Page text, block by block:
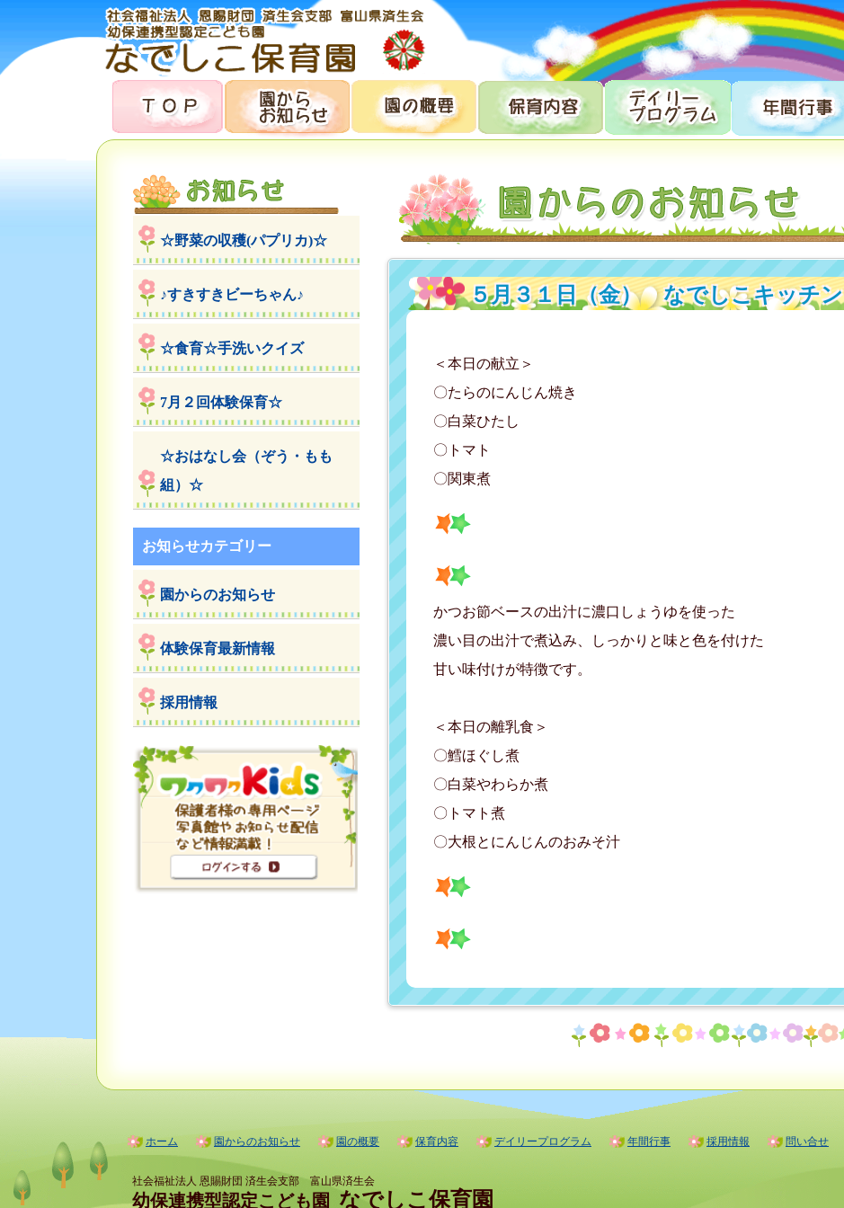
５月３１日（金） なでしこキッチン
＜本日の献立＞
〇たらのにんじん焼き
〇白菜ひたし
〇トマト
〇関東煮
かつお節ベースの出汁に濃口しょうゆを使った
濃い目の出汁で煮込み、しっかりと味と色を付けた
甘い味付けが特徴です。
＜本日の離乳食＞
〇鱈ほぐし煮
〇白菜やわらか煮
〇トマト煮
〇大根とにんじんのおみそ汁
☆野菜の収穫(パプリカ)☆
♪すきすきビーちゃん♪
☆食育☆手洗いクイズ
7月２回体験保育☆
☆おはなし会（ぞう・もも
組）☆
お知らせカテゴリー
園からのお知らせ
体験保育最新情報
採用情報
ホーム 園からのお知らせ 園の概要 保育内容 デイリープログラム 年間行事 採用情報 問い合せ
社会福祉法人 恩賜財団 済生会支部 富山県済生会
幼保連携型認定こども園 なでしこ保育園